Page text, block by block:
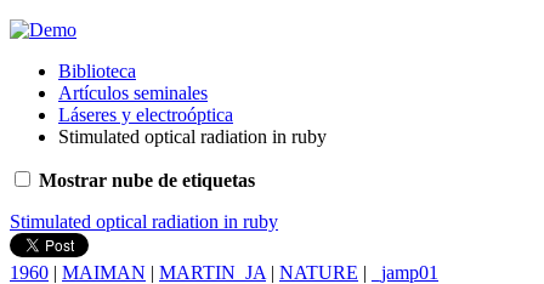
Biblioteca
Artículos seminales
Láseres y electroóptica
Stimulated optical radiation in ruby
Mostrar nube de etiquetas
Stimulated optical radiation in ruby
1960 | MAIMAN | MARTIN_JA | NATURE |
_jamp01